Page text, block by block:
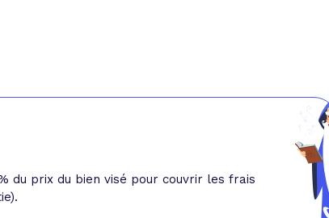
du prix du bien visé pour couvrir les frais